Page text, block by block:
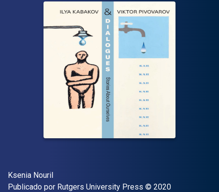
Autor(es)
Ksenia Nouril
Editor
Publicado por Rutgers University Press Copyright
© 2020